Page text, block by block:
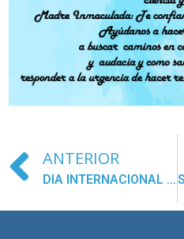
ANTERIOR
DIA INTERNACIONAL CONTRA O ABUSO E OS MAU TRATOS AOS IDOSOS